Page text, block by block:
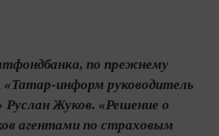
по прежнему
информ руководитель
Жуков. «Решение о
агентами по страховым